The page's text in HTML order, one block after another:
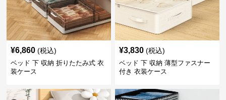
¥6,860 (税込)
ベッド 下 収納 折りたたみ式 衣
装ケース
¥3,830 (税込)
ベッド 下 収納 薄型ファスナー
付き 衣装ケース